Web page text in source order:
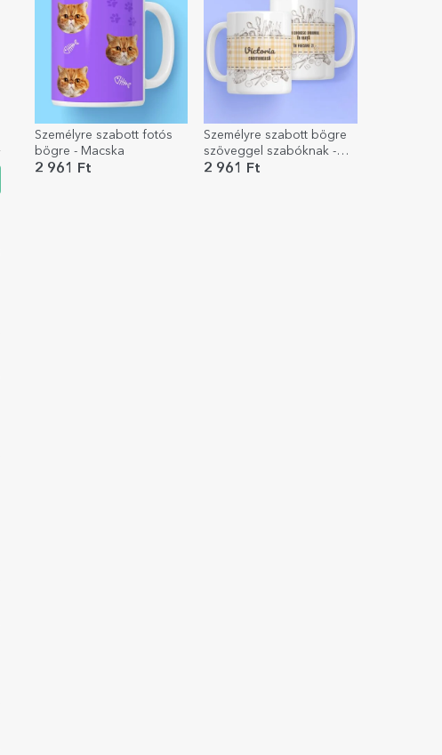
Személyre szabott fotós
bögre - Macska
2 961 Ft
Személyre szabott bögre
szöveggel szabóknak -
Varrókészlet
2 961 Ft